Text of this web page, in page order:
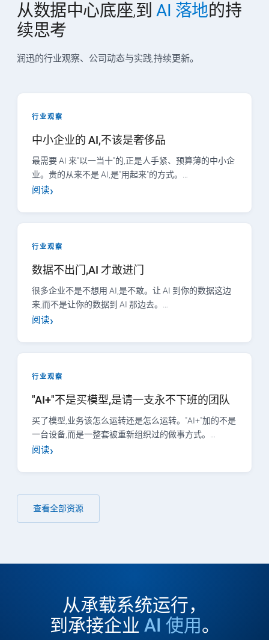
从数据中心底座,到AI 落地的持
续思考
润迅的行业观察、公司动态与实践,持续更新。
行业观察
中小企业的 AI,不该是奢侈品
最需要 AI 来"以一当十"的,正是人手紧、预算薄的中小企
业。贵的从来不是 AI,是"用起来"的方式。…
阅读
行业观察
数据不出门,AI 才敢进门
很多企业不是不想用 AI,是不敢。让 AI 到你的数据这边
来,而不是让你的数据到 AI 那边去。…
阅读
行业观察
"AI+"不是买模型,是请一支永不下班的团队
买了模型,业务该怎么运转还是怎么运转。"AI+"加的不是
一台设备,而是一整套被重新组织过的做事方式。…
阅读
查看全部资源
从承载系统运行，
到承接企业 AI 使用。